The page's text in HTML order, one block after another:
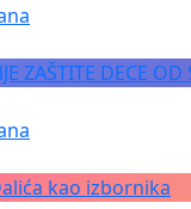
ZAŠTITE DECE
kao izbornika